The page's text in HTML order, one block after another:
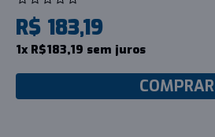
R$ 183,19
1x R$183,19 sem juros
COMPRAR